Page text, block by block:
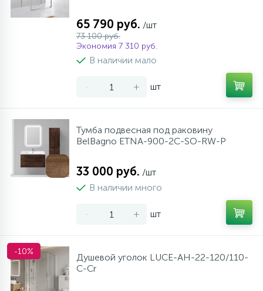
65 790 руб. /шт
73 100 руб.
Экономия 7 310 руб.
В наличии мало
- + шт
Тумба подвесная под раковину
BelBagno ETNA-900-2C-SO-RW-P
33 000 руб. /шт
В наличии много
- + шт
-10%
Душевой уголок LUCE-AH-22-120/110-
C-Cr